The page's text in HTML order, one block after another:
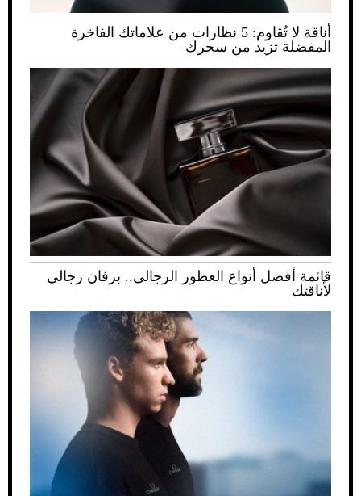
أناقة لا تُقاوم: 5 نظارات من علاماتك الفاخرة
المفضلة تزيد من سحرك
قائمة أفضل أنواع العطور الرجالي.. برفان رجالي
لأناقتك